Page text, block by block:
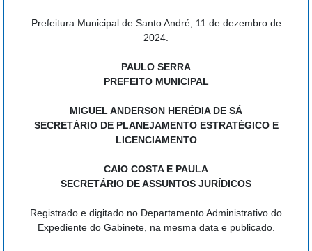
Prefeitura Municipal de Santo André, 11 de dezembro de
2024.
PAULO SERRA
PREFEITO MUNICIPAL
MIGUEL ANDERSON HERÉDIA DE SÁ
SECRETÁRIO DE PLANEJAMENTO ESTRATÉGICO E
LICENCIAMENTO
CAIO COSTA E PAULA
SECRETÁRIO DE ASSUNTOS JURÍDICOS
Registrado e digitado no Departamento Administrativo do
Expediente do Gabinete, na mesma data e publicado.